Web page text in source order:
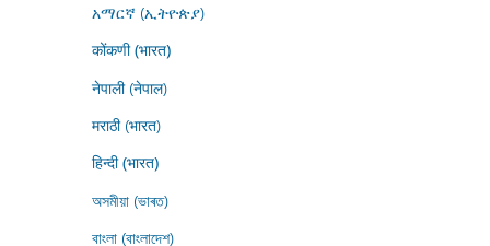
አማርኛ (ኢትዮጵያ)
कोंकणी (भारत)
नेपाली (नेपाल)
मराठी (भारत)
हिन्दी (भारत)
অসমীয়া (ভাৰত)
বাংলা (বাংলাদেশ)